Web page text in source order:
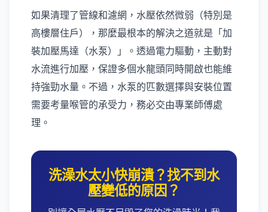
如果清理了管線和濾網，水壓依然微弱（特別是
高樓層住戶），那麼最根本的解決之道就是「加
裝加壓馬達（水泵）」。透過電力驅動，主動對
水流進行加壓，保證多個水龍頭同時開啟也能維
持強勁水量。不過，水泵的匹數選擇與安裝位置
需要考量喉管的承受力，務必交由專業師傅處
理。
洗澡水太小快崩潰？找不到水
壓變低的原因？